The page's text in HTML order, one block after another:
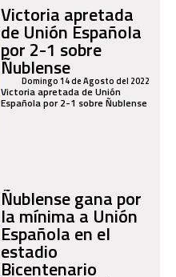
Victoria apretada
de Unión Española
por 2-1 sobre
Ñublense
Domingo 14 de Agosto del 2022
Victoria apretada de Unión
Española por 2-1 sobre Ñublense
Ñublense gana por
la mínima a Unión
Española en el
estadio
Bicentenario